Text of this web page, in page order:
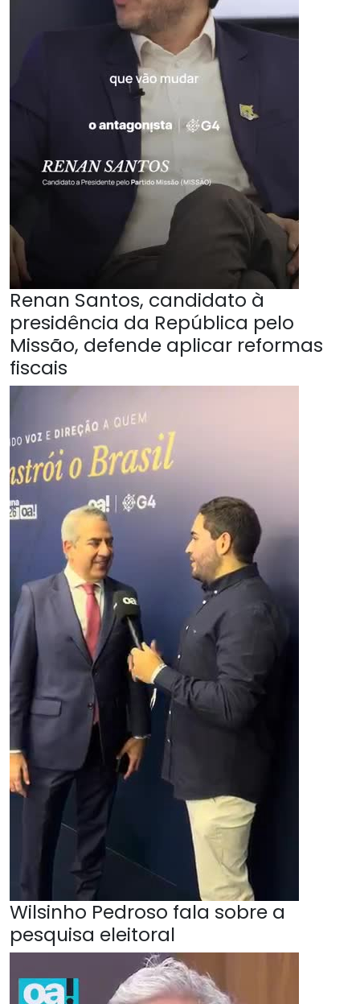
Renan Santos, candidato à
presidência da República pelo
Missão, defende aplicar reformas
fiscais
Wilsinho Pedroso fala sobre a
pesquisa eleitoral